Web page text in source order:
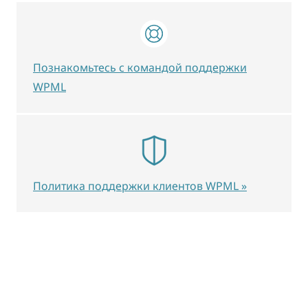
Познакомьтесь с командой поддержки
WPML
Политика поддержки клиентов WPML »